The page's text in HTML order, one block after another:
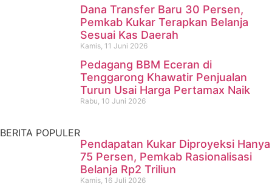
Dana Transfer Baru 30 Persen,
Pemkab Kukar Terapkan Belanja
Sesuai Kas Daerah
Kamis, 11 Juni 2026
Pedagang BBM Eceran di
Tenggarong Khawatir Penjualan
Turun Usai Harga Pertamax Naik
Rabu, 10 Juni 2026
Pencari Ikan yang Hilang di
Mangkurawang Ditemukan
Meninggal di Sungai
Mahakam
BERITA POPULER
Pendapatan Kukar Diproyeksi Hanya
75 Persen, Pemkab Rasionalisasi
Belanja Rp2 Triliun
Kamis, 16 Juli 2026